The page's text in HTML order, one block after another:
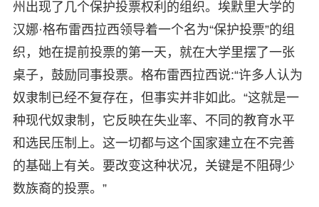
州出现了几个保护投票权利的组织。埃默里大学的
汉娜·格布雷西拉西领导着一个名为“保护投票”的组
织，她在提前投票的第一天，就在大学里摆了一张
桌子，鼓励同事投票。格布雷西拉西说:“许多人认为
奴隶制已经不复存在，但事实并非如此。“这就是一
种现代奴隶制，它反映在失业率、不同的教育水平
和选民压制上。这一切都与这个国家建立在不完善
的基础上有关。要改变这种状况，关键是不阻碍少
数族裔的投票。”